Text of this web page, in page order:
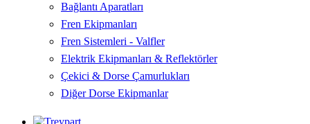
Bağlantı Aparatları
Fren Ekipmanları
Fren Sistemleri - Valfler
Elektrik Ekipmanları & Reflektörler
Çekici & Dorse Çamurlukları
Diğer Dorse Ekipmanlar